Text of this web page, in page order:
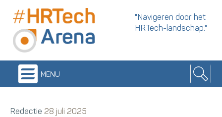
"Navigeren door het
HRTech-landschap."
menu
Redactie 28 juli 2025